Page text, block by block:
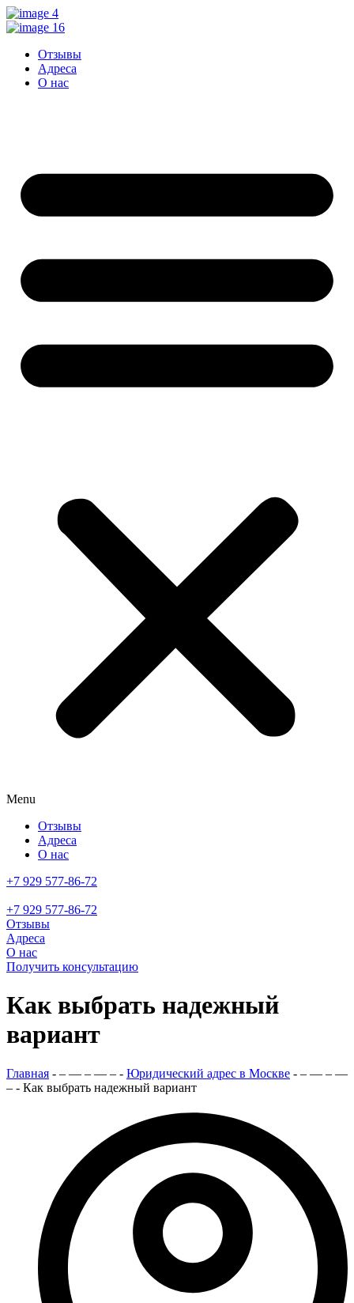
Перейти
к
Отзывы
Адреса
О нас
Menu
Отзывы
Адреса
О нас
+7 929 577-86-72
+7 929 577-86-72
Отзывы
Адреса
О нас
Получить консультацию
Как выбрать надежный
вариант
Главная - – — – — – - Юридический адрес в Москве - – — – —
– - Как выбрать надежный вариант